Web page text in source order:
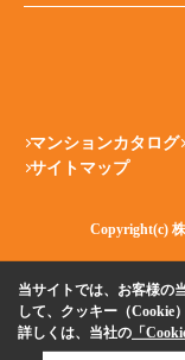
マンションカタログ
サイトマップ
Copyright(c)
当サイトでは、お客様の
して、クッキー（Cookie
詳しくは、当社の 「